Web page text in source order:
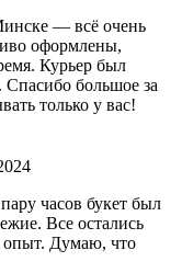
— всё очень
оформлены,
Курьер был
большое за
только у вас!
часов букет был
Все остались
Думаю, что